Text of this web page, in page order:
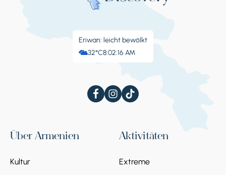
Eriwan: leicht bewölkt
32°C8:02:17 AM
Über Armenien
Kultur
Aktivitäten
Extreme